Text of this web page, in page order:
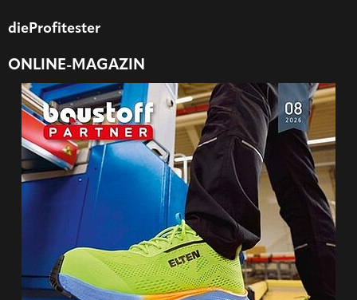
dieProfitester
ONLINE-MAGAZIN